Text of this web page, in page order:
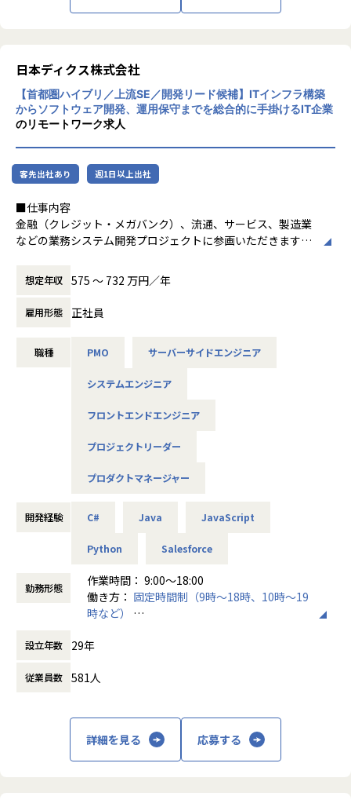
特にスマホアプリに軸足を置き、事業開発、デザイン、シス
テム開発・運用、データ分析といった上流から下流まで幅広
いソリューションを提供しています。
2025年7月24日に東証グロース市場へ上場を果たし、さらな
る事業拡大フェーズに突入しました。今後の成長を共に推進
いただける方をお迎えしたいと考えています。
【業務の変更の範囲】
日本ディクス株式会社
【首都圏ハイブリ／上流SE／開発リード候補】ITインフラ構築
からソフトウェア開発、運用保守までを総合的に手掛けるIT企業
のリモートワーク求人
客先出社あり 週1日以上出社
■仕事内容
金融（クレジット・メガバンク）、流通、サービス、製造業
などの業務システム開発プロジェクトに参画いただきます。
設計～実装フェーズを担当していただきます。
上流工程から設計・開発・レビュー・推進まで一貫して携わ
ることができる環境です。
担当領域は、ご経験や志向に応じて、技術リード寄り・マネ
案件構成としては、一次請け(約3割)・二次請け合計で7〜8
トに参画いただけます。
S・受託いずれにおいても上流フェーズに関わる機会があり
・顧客との要件定義、課題整理、技術的提案
・Javaを中心としたWebアプリケーションの設計、開発、コ
・フロントエンド／バックエンドの設計方針策定
・若手育成、標準化、ナレッジ共有の推進
・志向に応じた、組織づくりやマネジメントへの関与 な
■将来的に得られる経験とキャリアパス
流工程の経験
・技術リード、アーキテクト、PM候補、マネージャー候補と
してのキャリア形成
想定年収 575 〜 732 万円／年
雇用形態 正社員
職種 PMO サーバーサイドエンジニア
システムエンジニア
フロントエンドエンジニア
プロジェクトリーダー
プロダクトマネージャー
開発経験 C# Java JavaScript
Python Salesforce
勤務形態
作業時間： 9:00～18:00
働き方： 固定時間制（9時～18時、10時～19
時など）
休憩時間： 60分
設立年数 29年
従業員数 581人
詳細を見る 応募する